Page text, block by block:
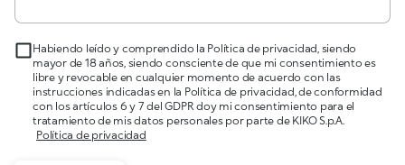
Habiendo leído y comprendido la Política de privacidad, siendo
mayor de 18 años, siendo consciente de que mi consentimiento es
libre y revocable en cualquier momento de acuerdo con las
instrucciones indicadas en la Política de privacidad, de conformidad
con los artículos 6 y 7 del GDPR doy mi consentimiento para el
tratamiento de mis datos personales por parte de KIKO S.p.A.
Política de privacidad